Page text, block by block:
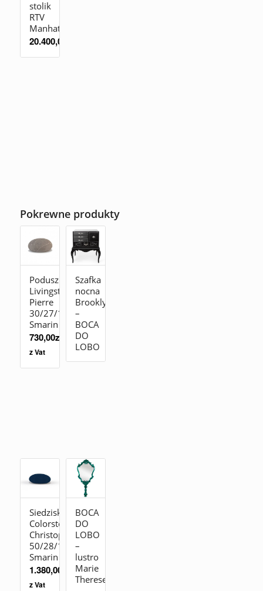
stolik
RTV
Manhattan
20.400,00
Pokrewne produkty
Poduszka
Livingstones
Pierre
30/27/19
Smarin
730,00zł
z Vat
Szafka
nocna
Brooklyn
–
BOCA
DO
LOBO
Siedzisko
Colorstones
Christophe
50/28/19
Smarin
1.380,00
z Vat
BOCA
DO
LOBO
–
lustro
Marie
Therese